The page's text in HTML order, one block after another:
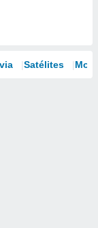
Satélites